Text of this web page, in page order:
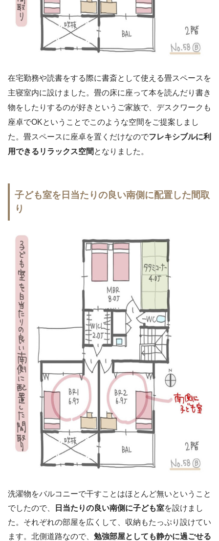
在宅勤務や読書をする際に書斎として使える畳スペースを
主寝室内に設けました。畳の床に座って本を読んだり書き
物をしたりするのが好きというご家族で、デスクワークも
座卓でOKということでこのような空間をご提案しまし
た。畳スペースに座卓を置くだけなのでフレキシブルに利
用できるリラックス空間 となりました。
子ども室を日当たりの良い南側に配置した間取
り
洗濯物をバルコニーで干すことはほとんど無いということ
でしたので、
日当たりの良い南側に子ども室を設けまし
た。それぞれの部屋を広くして、収納もたっぷり設けてい
ます。北側道路なので、 勉強部屋としても静かに過ごせる